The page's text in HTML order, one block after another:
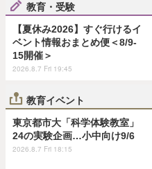
教育・受験
【夏休み2026】すぐ行けるイ
ベント情報おまとめ便＜8/9-
15開催＞
2026.8.7 Fri 19:45
教育イベント
東京都市大「科学体験教室」
24の実験企画…小中向け9/6
2026.8.7 Fri 18:15